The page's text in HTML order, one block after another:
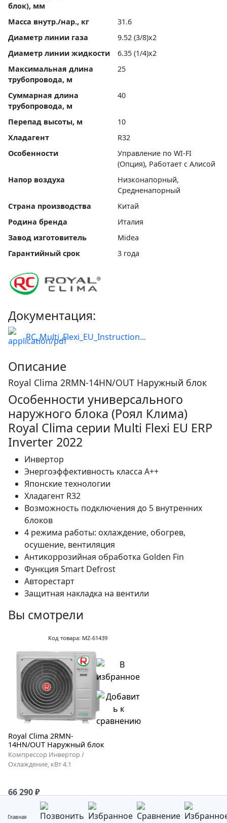
блок), мм
Масса внутр./нар., кг
31.6
Диаметр линии газа
9.52 (3/8)x2
Диаметр линии жидкости
6.35 (1/4)x2
Максимальная длина
трубопровода, м
25
Суммарная длина
трубопровода, м
40
Перепад высоты, м
10
Хладагент
R32
Особенности
Управление по WI-FI
(Опция), Работает с Алисой
Напор воздуха
Низконапорный,
Средненапорный
Страна производства
Китай
Родина бренда
Италия
Завод изготовитель
Midea
Гарантийный срок
3 года
Документация:
RC_Multi_Flexi_EU_Instruction...
Описание
Royal Clima 2RMN-14HN/OUT Наружный блок
Особенности универсального
наружного блока (Роял Клима)
Royal Clima серии Multi Flexi EU ERP
Inverter 2022
Инвертор
Энергоэффективность класса А++
Японские технологии
Хладагент R32
Возможность подключения до 5 внутренних
блоков
4 режима работы: охлаждение, обогрев,
осушение, вентиляция
Антикоррозийная обработка Golden Fin
Функция Smart Defrost
Авторестарт
Защитная накладка на вентили
Вы смотрели
Код товара: MZ-61439
Royal Clima 2RMN-
14HN/OUT Наружный блок
Компрессор Инвертор /
Охлаждение, кВт 4.1
66 290 ₽
Главная